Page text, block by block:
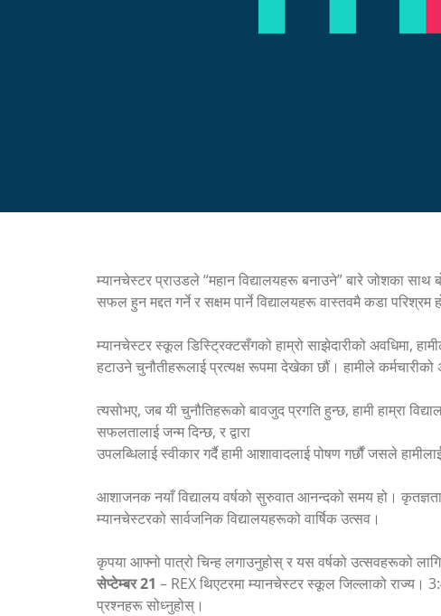
म्यानचेस्टर प्राउडले “महान विद्यालयहरू बनाउने” बारे जोशका साथ
सफल हुन मद्दत गर्ने र सक्षम पार्ने विद्यालयहरू वास्तवमै कडा परिश्रम
म्यानचेस्टर स्कूल डिस्ट्रिक्टसँगको हाम्रो साझेदारीको अवधिमा,
हटाउने चुनौतीहरूलाई प्रत्यक्ष रूपमा देखेका छौं। हामीले
त्यसोभए, जब यी चुनौतिहरूको बावजुद प्रगति हुन्छ, हामी हाम्रा
सफलतालाई जन्म दिन्छ, र द्वारा
उपलब्धिलाई स्वीकार गर्दै हामी आशावादलाई पोषण गर्छौं जसले
आशाजनक नयाँ विद्यालय वर्षको सुरुवात आनन्दको समय हो।
म्यानचेस्टरको सार्वजनिक विद्यालयहरूको वार्षिक उत्सव।
कृपया आफ्नो पात्रो चिन्ह लगाउनुहोस् र यस वर्षको उत्सवहरूको
सेप्टेम्बर 21 – REX थिएटरमा म्यानचेस्टर स्कूल जिल्लाको राज्य।
प्रश्नहरू सोध्नुहोस्।